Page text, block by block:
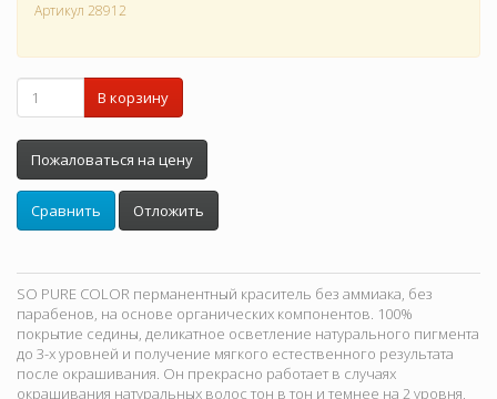
Артикул 28912
В корзину
Пожаловаться на цену
Сравнить Отложить
SO PURE COLOR перманентный краситель без аммиака, без
парабенов, на основе органических компонентов. 100%
покрытие седины, деликатное осветление натурального пигмента
до 3-х уровней и получение мягкого естественного результата
после окрашивания. Он прекрасно работает в случаях
окрашивания натуральных волос тон в тон и темнее на 2 уровня,